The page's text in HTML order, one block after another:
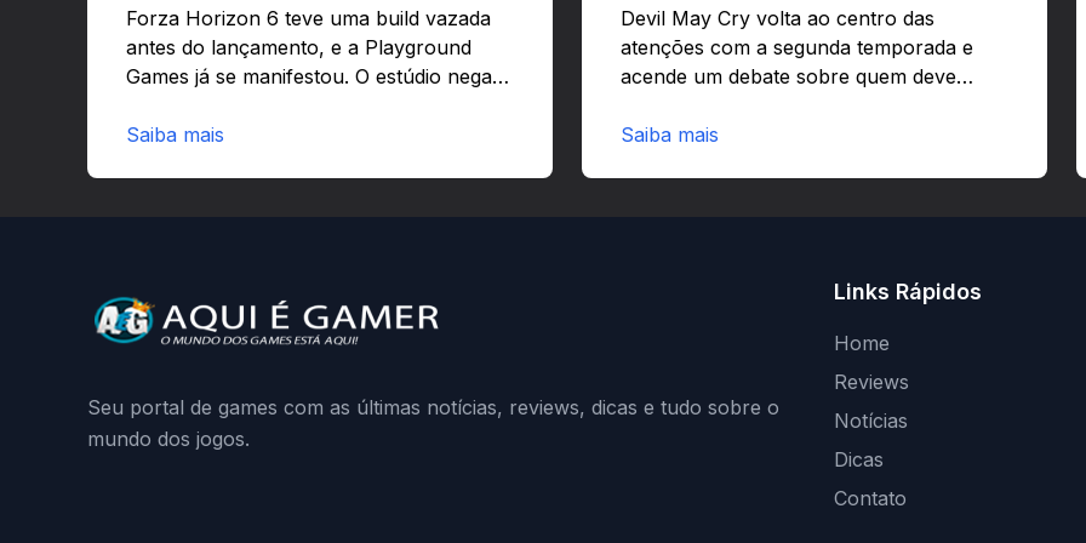
Forza Horizon 6 teve uma build vazada
antes do lançamento, e a Playground
Games já se manifestou. O estúdio nega
preload e avisa que quem usar versões
e a resposta da Playground: negação do
preload, medidas contra acessos não
hardware),…
Saiba mais
Devil May Cry volta ao centro das
atenções com a segunda temporada e
acende um debate sobre quem deve
corporações ou criativos? Quer saber
Shankar ganhou fama por adaptar jogos
marcante.Estilo e impactoShankar
ágil e visual ousado. Essa abordagem…
Saiba mais
Seu portal de games com as últimas notícias, reviews, dicas e tudo sobre o
mundo dos jogos.
Links Rápidos
Home
Reviews
Notícias
Dicas
Contato